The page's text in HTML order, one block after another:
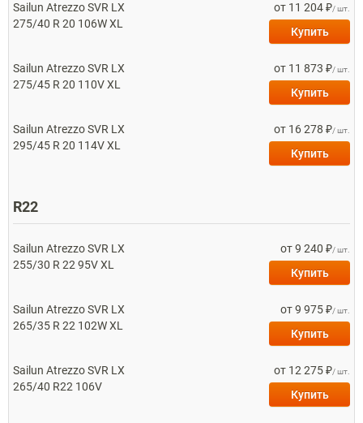
Sailun Atrezzo SVR LX
275/40 R 20 106W XL
от 11 204 ₽/ шт.
Купить
Sailun Atrezzo SVR LX
275/45 R 20 110V XL
от 11 873 ₽/ шт.
Купить
Sailun Atrezzo SVR LX
295/45 R 20 114V XL
от 16 278 ₽/ шт.
Купить
R22
Sailun Atrezzo SVR LX
255/30 R 22 95V XL
от 9 240 ₽/ шт.
Купить
Sailun Atrezzo SVR LX
265/35 R 22 102W XL
от 9 975 ₽/ шт.
Купить
Sailun Atrezzo SVR LX
265/40 R22 106V
от 12 275 ₽/ шт.
Купить